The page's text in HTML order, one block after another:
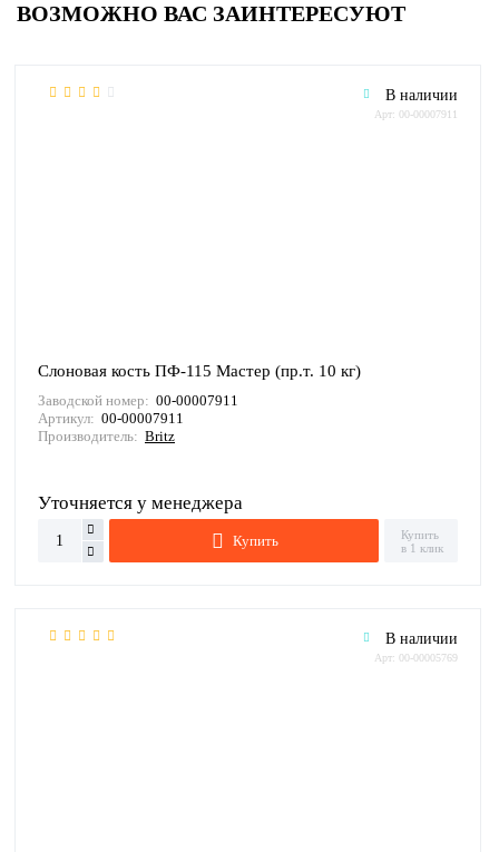
ВОЗМОЖНО ВАС ЗАИНТЕРЕСУЮТ
В наличии
Арт: 00-00007911
Слоновая кость ПФ-115 Мастер (пр.т. 10 кг)
Заводской номер: 00-00007911
Артикул: 00-00007911
Производитель: Britz
Уточняется у менеджера
Купить
Купить
в 1 клик
В наличии
Арт: 00-00005769